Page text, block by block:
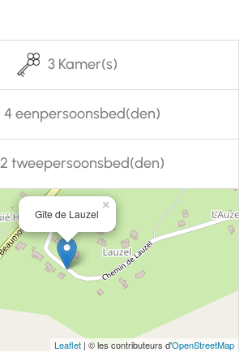
3 Kamer(s)
4 eenpersoonsbed(den)
2 tweepersoonsbed(den)
Gîte de Lauzel
×
Leaflet| © les contributeurs d'OpenStreetMap